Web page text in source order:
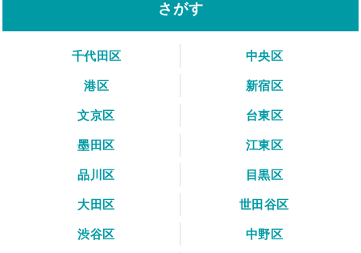
さがす
千代田区
中央区
港区
新宿区
文京区
台東区
墨田区
江東区
品川区
目黒区
大田区
世田谷区
渋谷区
中野区